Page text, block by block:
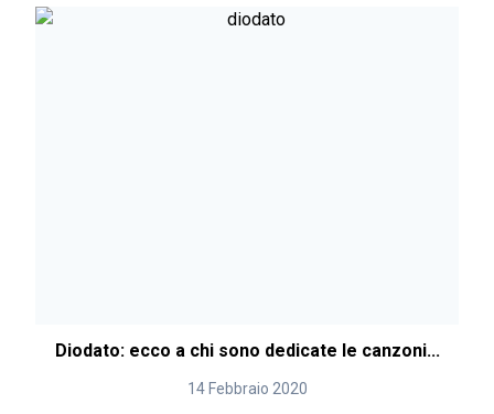
Diodato: ecco a chi sono dedicate le canzoni...
14 Febbraio 2020